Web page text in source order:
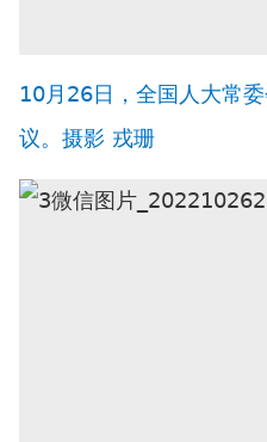
10月26日，全国人大常
议。 摄影 戎珊